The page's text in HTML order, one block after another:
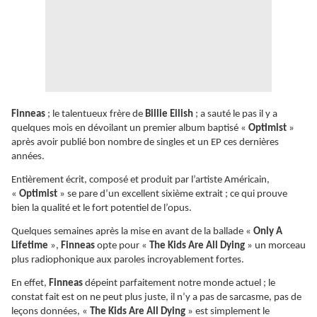
Finneas ; le talentueux frère de Billie Eilish ; a sauté le pas il y a
quelques mois en dévoilant un premier album baptisé « Optimist »
après avoir publié bon nombre de singles et un EP ces dernières
années.
Entièrement écrit, composé et produit par l’artiste Américain,
« Optimist » se pare d’un excellent sixième extrait ; ce qui prouve
bien la qualité et le fort potentiel de l’opus.
Quelques semaines après la mise en avant de la ballade « Only A
Lifetime », Finneas opte pour « The Kids Are All Dying » un morceau
plus radiophonique aux paroles incroyablement fortes.
En effet, Finneas dépeint parfaitement notre monde actuel ; le
constat fait est on ne peut plus juste, il n’y a pas de sarcasme, pas de
leçons données, « The Kids Are All Dying » est simplement le